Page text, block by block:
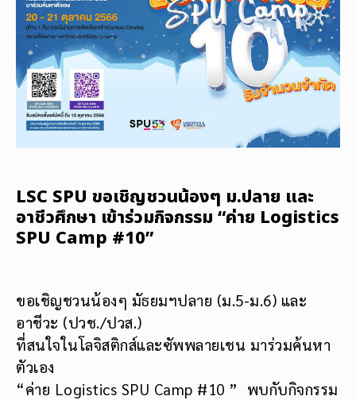
LSC SPU ขอเชิญชวนน้องๆ ม.ปลาย และ
อาชีวศึกษา เข้าร่วมกิจกรรม “ค่าย Logistics
SPU Camp #10”
ขอเชิญชวนน้องๆ มัธยมฯปลาย (ม.5-ม.6) และ
อาชีวะ (ปวช./ปวส.)
ที่สนใจในโลจิสติกส์และซัพพลายเชน มาร่วมค้นหา
ตัวเอง
“ค่าย Logistics SPU Camp #10 ” พบกับกิจกรรม